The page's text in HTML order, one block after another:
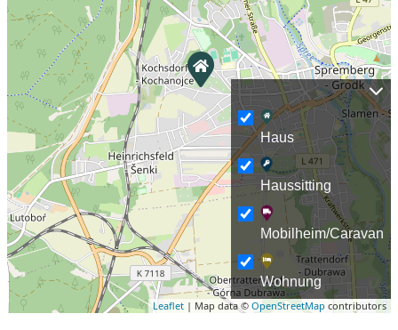
Leaflet | Map data © OpenStreetMap contributors
Haus
Haussitting
Mobilheim/Caravan
Wohnung